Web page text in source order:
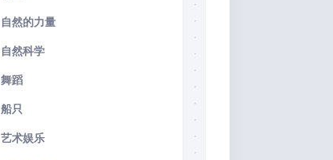
自然的力量
自然科学
舞蹈
船只
艺术娱乐